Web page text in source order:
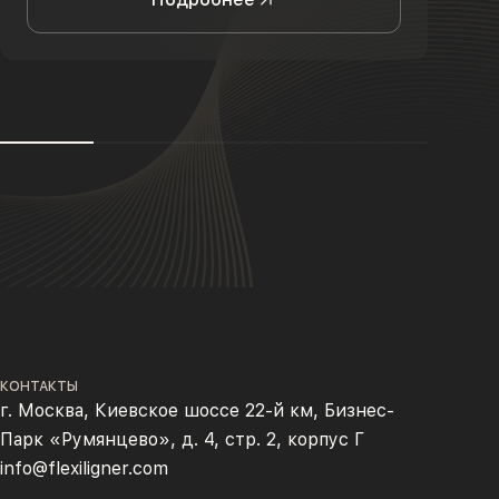
КОНТАКТЫ
г. Москва, Киевское шоссе 22-й км, Бизнес-
Парк «Румянцево», д. 4, стр. 2, корпус Г
info@flexiligner.com